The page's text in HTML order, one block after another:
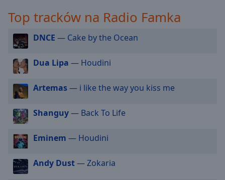
dialog
subtitles
off
selected
Audio
Track
Picture-
in-
Picture
Fullscreen
modal
window.
Top tracków na Radio Famka
DNCE — Cake by the Ocean
Dua Lipa — Houdini
Artemas— i like the way you kiss me
Shanguy— Back To Life
Eminem — Houdini
Andy Dust— Zokaria